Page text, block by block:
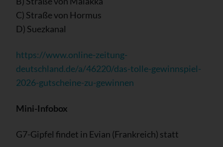
C) Straße von Hormus
D) Suezkanal
https://www.online-zeitung-
deutschland.de/a/46220/das-tolle-gewinnspiel-
2026-gutscheine-zu-gewinnen
Mini-Infobox
G7-Gipfel findet in Evian (Frankreich) statt